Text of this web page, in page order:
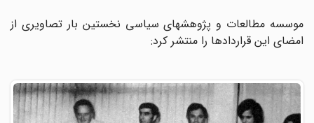
موسسه مطالعات و پژوهشهای سیاسی نخستین بار تصاویری از
امضای این قراردادها را منتشر کرد: